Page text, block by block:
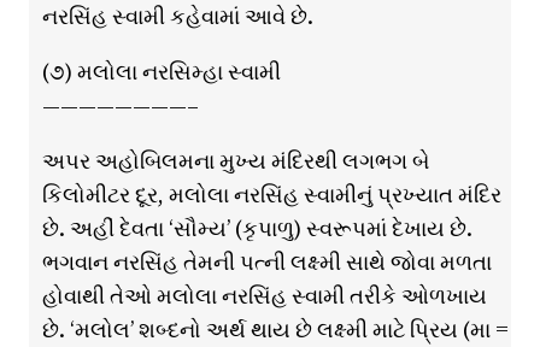
નરસિંહ સ્વામી કહેવામાં આવે છે.
(૭) મલોલા નરસિમ્હા સ્વામી
————————–
અપર અહોબિલમના મુખ્ય મંદિરથી લગભગ બે
કિલોમીટર દૂર, મલોલા નરસિંહ સ્વામીનું પ્રખ્યાત મંદિર
છે. અહીં દેવતા ‘સૌમ્ય’ (કૃપાળુ) સ્વરૂપમાં દેખાય છે.
ભગવાન નરસિંહ તેમની પત્ની લક્ષ્મી સાથે જોવા મળતા
હોવાથી તેઓ મલોલા નરસિંહ સ્વામી તરીકે ઓળખાય
છે. ‘મલોલ’ શબ્દનો અર્થ થાય છે લક્ષ્મી માટે પ્રિય (મા =